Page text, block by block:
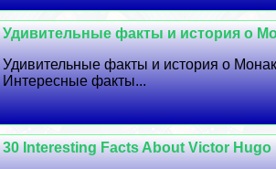
Удивительные факты и история о
Удивительные факты и история о
Интересные факты...
30 Interesting Facts About Victor Hugo